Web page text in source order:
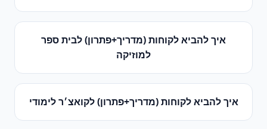
איך להביא לקוחות (מדריך+פתרון)לבית ספר
למוזיקה
איך להביא לקוחות (מדריך+פתרון)לקואצ׳ר לימודי